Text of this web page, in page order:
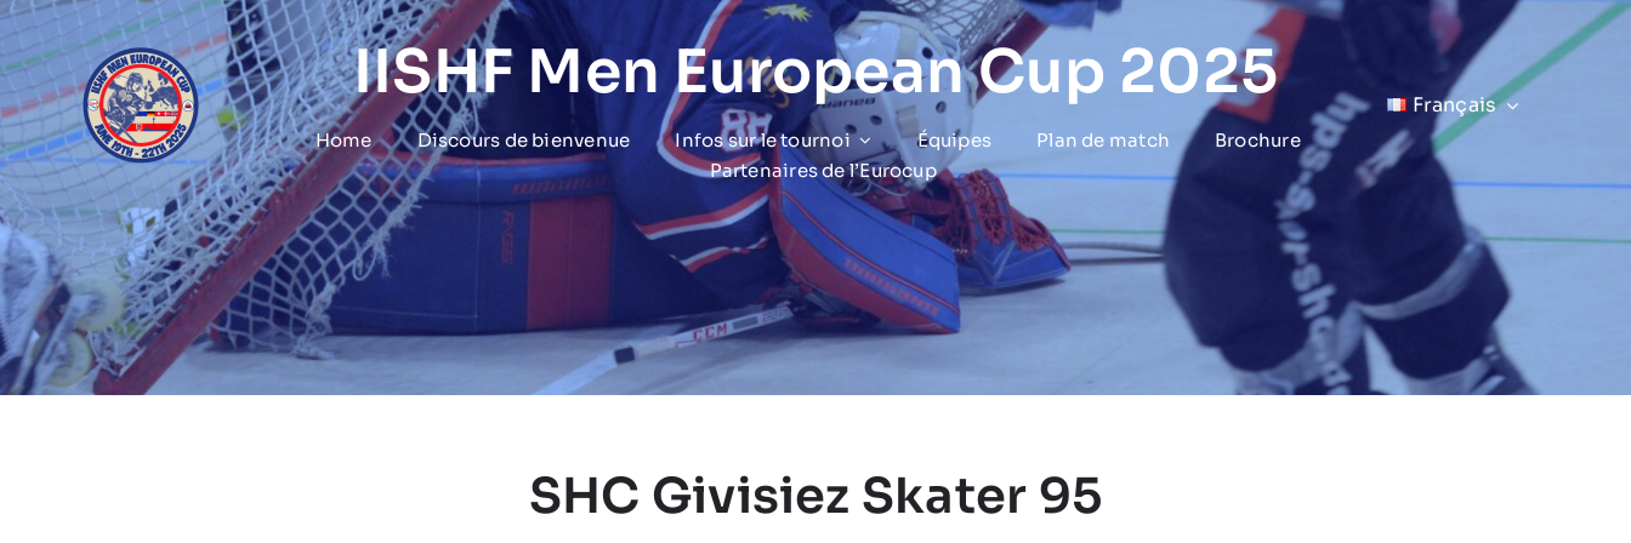
Skip
content
IISHF Men European Cup 2025
Home Discours de bienvenue Infos sur le tournoi Équipes Plan de match
Brochure
Partenaires de l’Eurocup
Français
SHC Givisiez Skater 95